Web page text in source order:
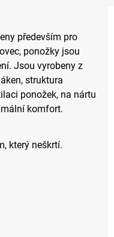
především pro
ponožky jsou
Jsou vyrobeny z
struktura
ponožek, na nártu
komfort.
který neškrtí.